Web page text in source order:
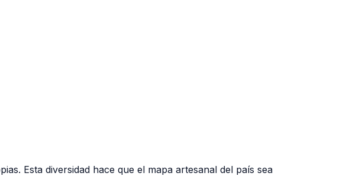
Esta diversidad hace que el mapa artesanal del país sea